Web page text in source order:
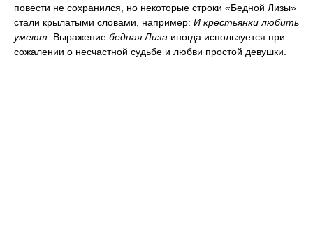
повести не сохранился, но некоторые строки «Бедной Лизы»
стали крылатыми словами, например: И крестьянки любить
умеют . Выражение бедная Лиза иногда используется при
сожалении о несчастной судьбе и любви простой девушки.